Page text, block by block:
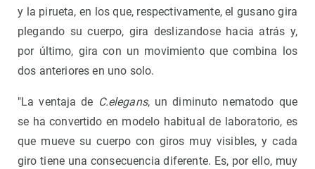
y la pirueta, en los que, respectivamente, el gusano gira
plegando su cuerpo, gira deslizandose hacia atrás y,
por último, gira con un movimiento que combina los
dos anteriores en uno solo.
"La ventaja de C.elegans, un diminuto nematodo que
se ha convertido en modelo habitual de laboratorio, es
que mueve su cuerpo con giros muy visibles, y cada
giro tiene una consecuencia diferente. Es, por ello, muy